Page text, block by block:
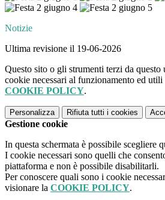
Notizie
Ultima revisione il 19-06-2026
Questo sito o gli strumenti terzi da
cookie necessari al funzionamento ed
COOKIE POLICY.
Personalizza Rifiuta tutti i cookies
Gestione cookie
In questa schermata è possibile scegliere
I cookie necessari sono quelli che
piattaforma e non è possibile disabilitarli.
Per conoscere quali sono i cookie
visionare la COOKIE POLICY.